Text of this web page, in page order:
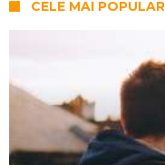
CELE MAI